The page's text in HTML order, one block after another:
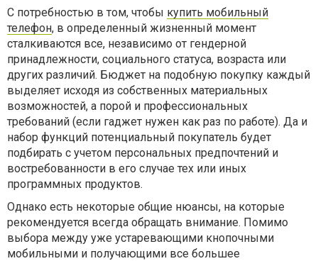
С потребностью в том, чтобы купить мобильный
телефон, в определенный жизненный момент
сталкиваются все, независимо от гендерной
принадлежности, социального статуса, возраста или
других различий. Бюджет на подобную покупку каждый
выделяет исходя из собственных материальных
возможностей, а порой и профессиональных
требований (если гаджет нужен как раз по работе). Да и
набор функций потенциальный покупатель будет
подбирать с учетом персональных предпочтений и
востребованности в его случае тех или иных
программных продуктов.
Однако есть некоторые общие нюансы, на которые
рекомендуется всегда обращать внимание. Помимо
выбора между уже устаревающими кнопочными
мобильными и получающими все большее